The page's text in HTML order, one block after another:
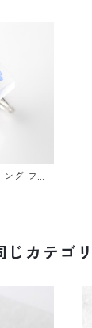
グ フリ
ラー ギフ
ギフトラ
じカテゴ